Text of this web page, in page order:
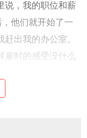
说，我的职位和薪
他们就开始了一
出我的办公室。
雇时的感受没什么